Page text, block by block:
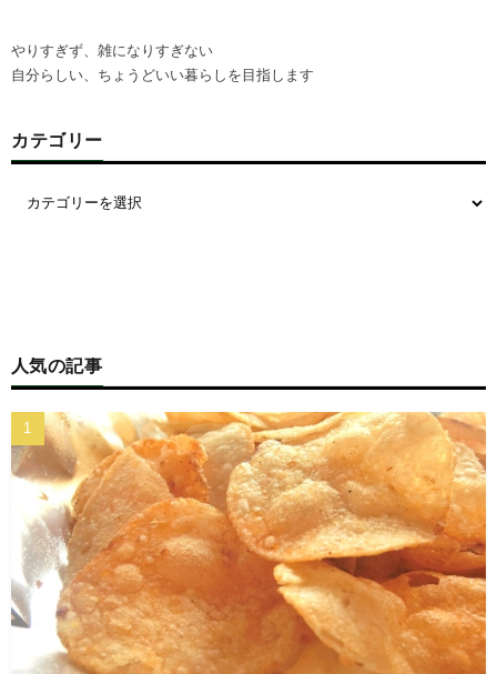
やりすぎず、雑になりすぎない
自分らしい、ちょうどいい暮らしを目指します
カテゴリー
人気の記事